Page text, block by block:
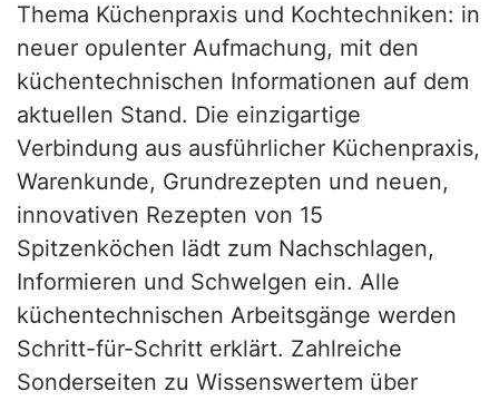
Thema Küchenpraxis und Kochtechniken: in
neuer opulenter Aufmachung, mit den
küchentechnischen Informationen auf dem
aktuellen Stand. Die einzigartige
Verbindung aus ausführlicher Küchenpraxis,
Warenkunde, Grundrezepten und neuen,
innovativen Rezepten von 15
Spitzenköchen lädt zum Nachschlagen,
Informieren und Schwelgen ein. Alle
küchentechnischen Arbeitsgänge werden
Schritt-für-Schritt erklärt. Zahlreiche
Sonderseiten zu Wissenswertem über